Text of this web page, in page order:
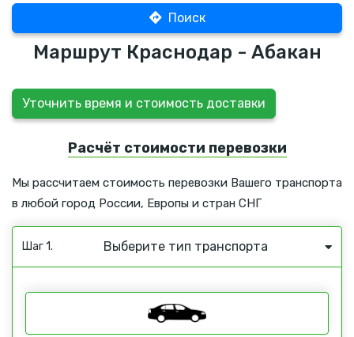
Поиск
Маршрут Краснодар - Абакан
Уточнить время и стоимость доставки
Расчёт стоимости перевозки
Мы рассчитаем стоимость перевозки Вашего транспорта
в любой город России, Европы и стран СНГ
Шаг 1. Выберите тип транспорта